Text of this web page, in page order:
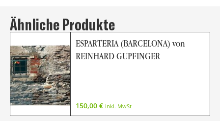
Ähnliche Produkte
ESPARTERIA (BARCELONA) von
REINHARD GUPFINGER
150,00 € inkl. MwSt